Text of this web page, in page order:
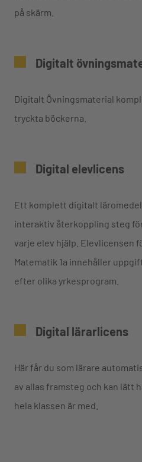
på skärm.
Digitalt
Digitalt Övningsmaterial
tryckta böckerna.
Digital elevlicens
Ett komplett digitalt
interaktiv återkoppling steg
varje elev hjälp. Elevlicensen
Matematik 1a innehåller
efter olika yrkesprogram.
Digital lärarlicens
Här får du som lärare
av allas framsteg och kan lätt
hela klassen är med.